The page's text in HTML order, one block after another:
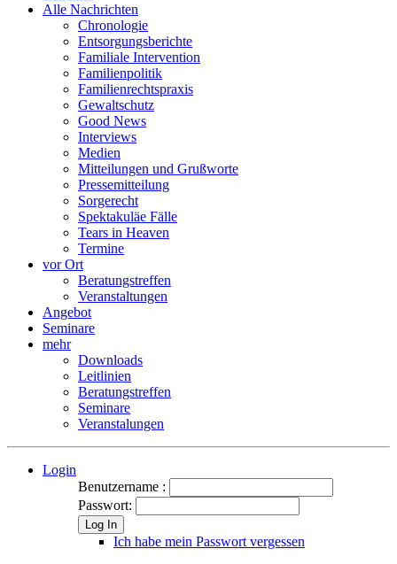
Alle Nachrichten
Chronologie
Entsorgungsberichte
Familiale Intervention
Familienpolitik
Familienrechtspraxis
Gewaltschutz
Good News
Interviews
Medien
Mitteilungen und Grußworte
Pressemitteilung
Sorgerecht
Spektakuläe Fälle
Tears in Heaven
Termine
vor Ort
Beratungstreffen
Veranstaltungen
Angebot
Seminare
mehr
Downloads
Leitlinien
Beratungstreffen
Seminare
Veranstalungen
Login
Benutzername :
Passwort:
Log In
Ich habe mein Passwort vergessen